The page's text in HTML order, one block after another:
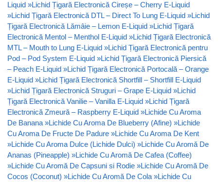
Liquid »Lichid Țigară Electronică Cireșe – Cherry E-Liquid
»Lichid Țigară Electronică DTL – Direct To Lung E-Liquid »Lichid
Țigară Electronică Lămâie – Lemon E-Liquid »Lichid Țigară
Electronică Mentol – Menthol E-Liquid »Lichid Țigară Electronică
MTL – Mouth to Lung E-Liquid »Lichid Țigară Electronică pentru
Pod – Pod System E-Liquid »Lichid Țigară Electronică Piersică
– Peach E-Liquid »Lichid Țigară Electronică Portocală – Orange
E-Liquid »Lichid Țigară Electronică Shortfill – Shortfill E-Liquid
»Lichid Țigară Electronică Struguri – Grape E-Liquid »Lichid
Țigară Electronică Vanilie – Vanilla E-Liquid »Lichid Țigară
Electronică Zmeură – Raspberry E-Liquid »Lichide Cu Aroma
De Banana »Lichide Cu Aroma De Blueberry (Afine) »Lichide
Cu Aroma De Fructe De Padure »Lichide Cu Aroma De Kent
»Lichide Cu Aroma Dulce (Lichide Dulci) »Lichide Cu Aromă De
Ananas (Pineapple) »Lichide Cu Aromă De Cafea (Coffee)
»Lichide Cu Aromă De Capsuni si Rodie »Lichide Cu Aromă De
Cocos (Coconut) »Lichide Cu Aromă De Cola »Lichide Cu